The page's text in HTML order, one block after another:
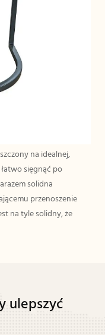
na idealnej,
sięgnąć po
solidna
przenoszenie
na tyle solidny, że
ulepszyć